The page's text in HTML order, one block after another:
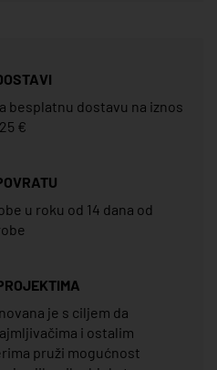
besplatnu dostavu na iznos
€
u roku od 14 dana od
je s ciljem da
i ostalim
pruži mogućnost